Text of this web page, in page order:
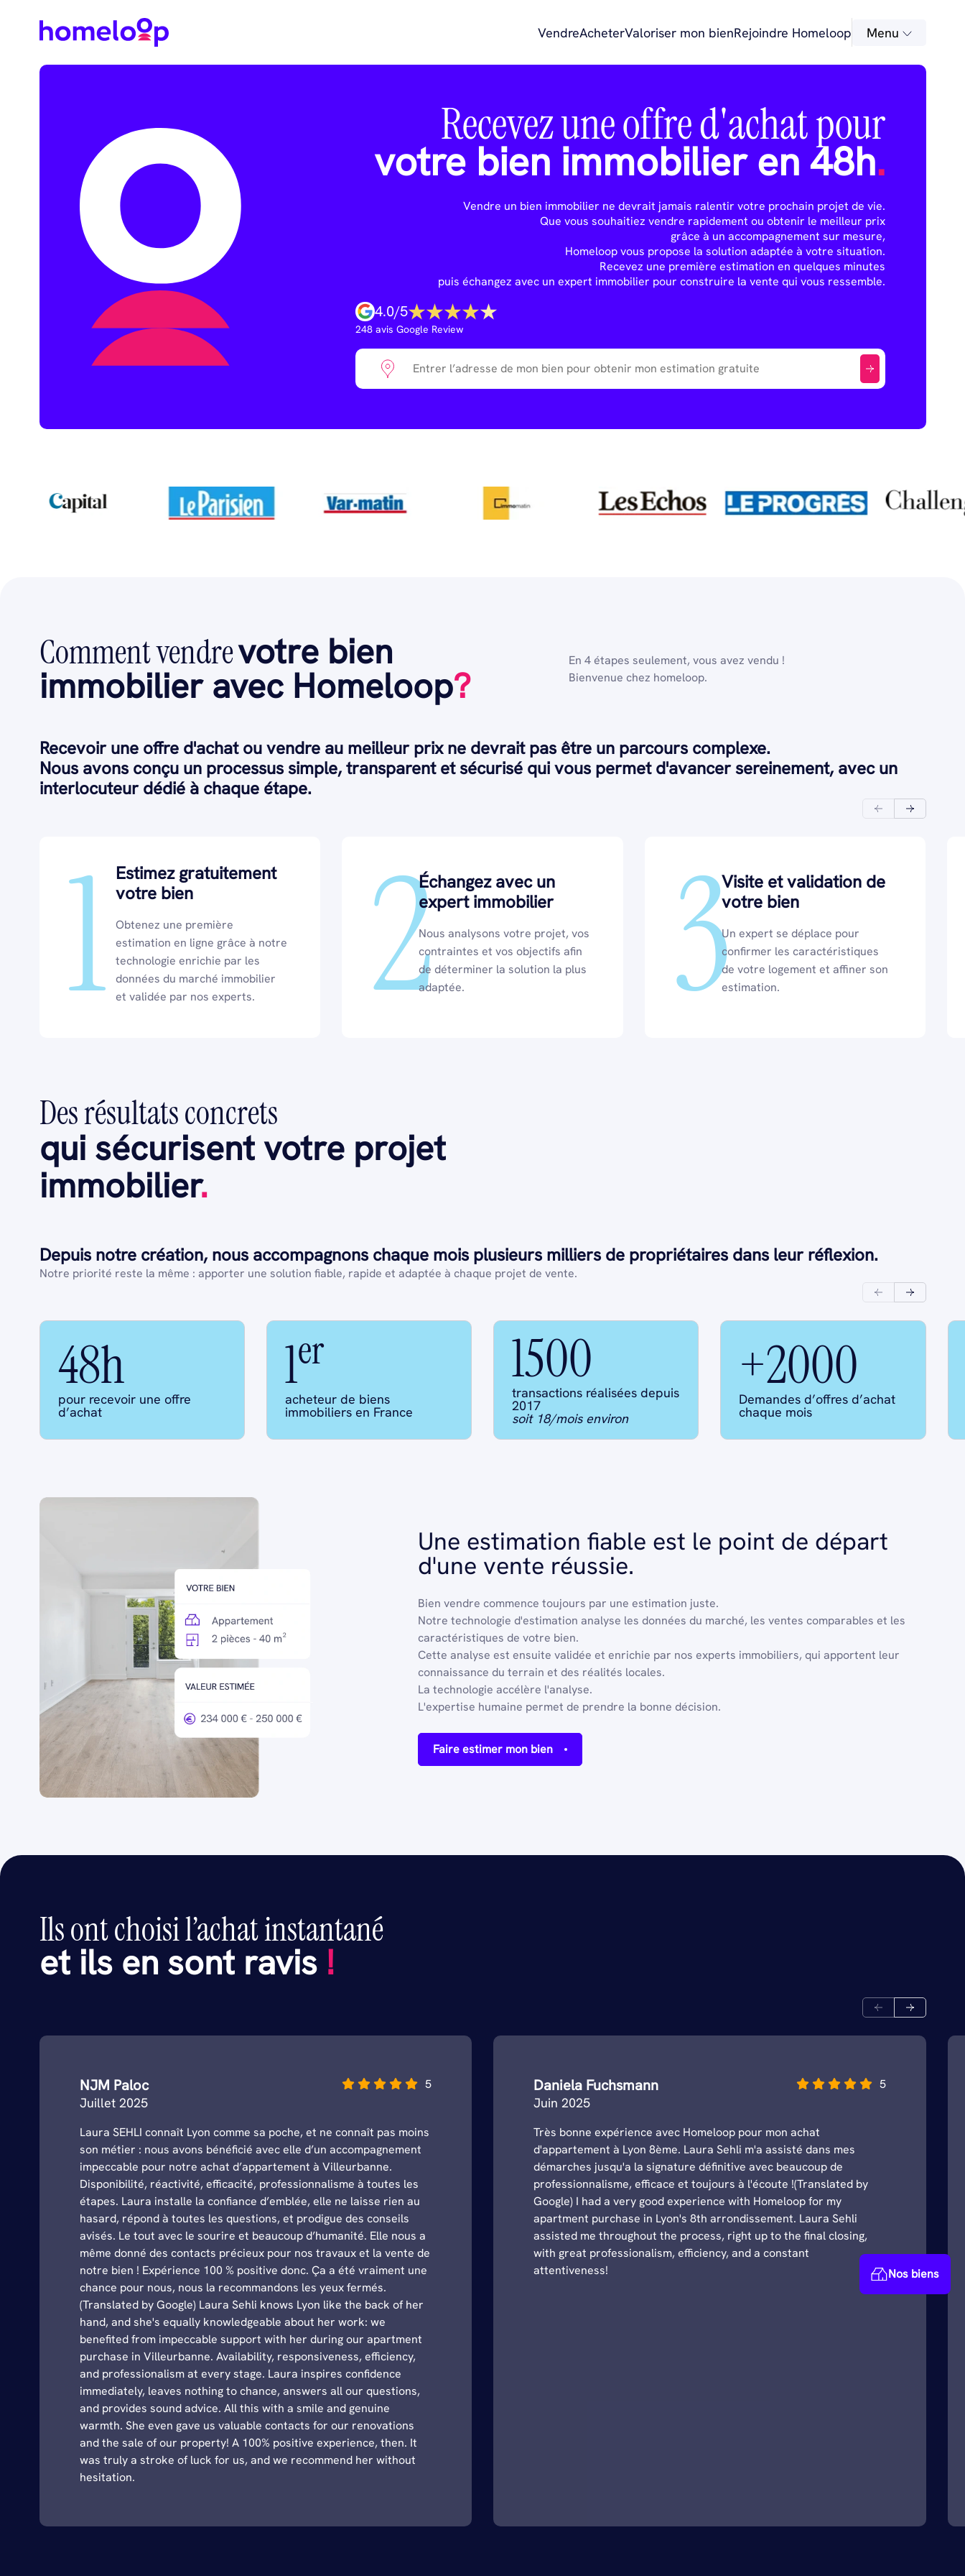
Nos biens
VendreAcheterValoriser mon bienRejoindre Homeloop Menu
Recevez une offre d'achat pour
votre bien immobilier en 48h.
Vendre un bien immobilier ne devrait jamais ralentir votre prochain projet de vie.
Que vous souhaitiez vendre rapidement ou obtenir le meilleur prix
grâce à un accompagnement sur mesure,
Homeloop vous propose la solution adaptée à votre situation.
Recevez une première estimation en quelques minutes
puis échangez avec un expert immobilier pour construire la vente qui vous ressemble.
4.0/5
248avis Google Review
Comment vendrevotre bien
immobilier avec Homeloop?
En 4 étapes seulement, vous avez vendu !
Bienvenue chez homeloop.
Recevoir une offre d'achat ou vendre au meilleur prix ne devrait pas être un parcours complexe.
Nous avons conçu un processus simple, transparent et sécurisé qui vous permet d'avancer sereinement, avec un
interlocuteur dédié à chaque étape.
1 Estimez gratuitement
votre bien
Obtenez une première
estimation en ligne grâce à notre
technologie enrichie par les
données du marché immobilier
et validée par nos experts.
2Échangez avec un
expert immobilier
Nous analysons votre projet, vos
contraintes et vos objectifs afin
de déterminer la solution la plus
adaptée.
3Visite et validation de
votre bien
Un expert se déplace pour
confirmer les caractéristiques
de votre logement et affiner son
estimation.
Des résultats concrets
qui sécurisent votre projet
immobilier.
Depuis notre création, nous accompagnons chaque mois plusieurs milliers de propriétaires dans leur réflexion.
Notre priorité reste la même : apporter une solution fiable, rapide et adaptée à chaque projet de vente.
48h
pour recevoir une offre
d’achat
1er
acheteur de biens
immobiliers en France
1500
transactions réalisées depuis
2017
soit 18/mois environ
+2000
Demandes d’offres d’achat
chaque mois
Une estimation fiable est le point de départ
d'une vente réussie.
Bien vendre commence toujours par une estimation juste.
Notre technologie d'estimation analyse les données du marché, les ventes comparables et les
caractéristiques de votre bien.
Cette analyse est ensuite validée et enrichie par nos experts immobiliers, qui apportent leur
connaissance du terrain et des réalités locales.
La technologie accélère l'analyse.
L'expertise humaine permet de prendre la bonne décision.
Faire estimer mon bien
Ils ont choisi l’achat instantané
et ils en sont ravis !
NJM Paloc
Juillet 2025
5
Laura SEHLI connaît Lyon comme sa poche, et ne connaît pas moins
son métier : nous avons bénéficié avec elle d’un accompagnement
impeccable pour notre achat d’appartement à Villeurbanne.
Disponibilité, réactivité, efficacité, professionnalisme à toutes les
étapes. Laura installe la confiance d’emblée, elle ne laisse rien au
hasard, répond à toutes les questions, et prodigue des conseils
avisés. Le tout avec le sourire et beaucoup d’humanité. Elle nous a
même donné des contacts précieux pour nos travaux et la vente de
notre bien ! Expérience 100 % positive donc. Ça a été vraiment une
chance pour nous, nous la recommandons les yeux fermés.
(Translated by Google) Laura Sehli knows Lyon like the back of her
hand, and she's equally knowledgeable about her work: we
benefited from impeccable support with her during our apartment
purchase in Villeurbanne. Availability, responsiveness, efficiency,
and professionalism at every stage. Laura inspires confidence
immediately, leaves nothing to chance, answers all our questions,
and provides sound advice. All this with a smile and genuine
warmth. She even gave us valuable contacts for our renovations
and the sale of our property! A 100% positive experience, then. It
was truly a stroke of luck for us, and we recommend her without
hesitation.
Daniela Fuchsmann
Juin 2025
5
Très bonne expérience avec Homeloop pour mon achat
d'appartement à Lyon 8ème. Laura Sehli m'a assisté dans mes
démarches jusqu'a la signature définitive avec beaucoup de
professionnalisme, efficace et toujours à l'écoute !(Translated by
Google) I had a very good experience with Homeloop for my
apartment purchase in Lyon's 8th arrondissement. Laura Sehli
assisted me throughout the process, right up to the final closing,
with great professionalism, efficiency, and a constant
attentiveness!